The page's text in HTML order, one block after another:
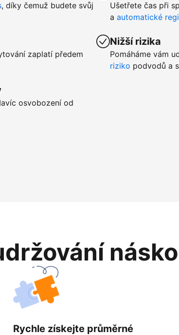
, díky čemuž budete svůj
zaplatí předem
osvobození od
Ušetřete čas při
a automatické
Nižší rizika
Pomáháme vám
riziko podvodů a
Rychle získejte průměrné